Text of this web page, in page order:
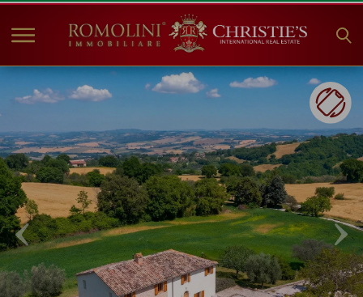
HOME
VERKAUF
ANGEBOTE
UNTERNEHMEN
CHRISTIE'S
KONTAKT
Currency: